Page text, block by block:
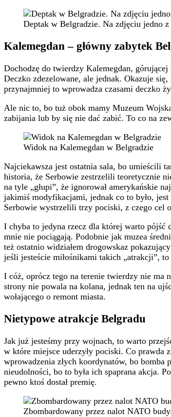
Deptak w Belgradzie. Na zdjęciu jedno
Kalemegdan – główny zabytek
Dochodzę do twierdzy Kalemegdan,
Deczko zdezelowane, ale jednak. Okazuje
przynajmniej to wprowadza czasami deczko
Ale nic to, bo tuż obok mamy Muzeum
zabijania lub by się nie dać zabić. To co na
Widok na Kalemegdan w Belgradzie
Najciekawsza jest ostatnia sala, bo umieścili
historia, że Serbowie zestrzelili teoretycznie
na tyle „głupi”, że ignorował amerykańskie
jakimiś modyfikacjami, jednak co to było,
Serbowie wystrzelili trzy pociski, z czego cel
I chyba to jedyna rzecz dla której warto pójść
mnie nie pociągają. Podobnie jak muzea
też ostatnio widziałem drogowskaz
jeśli jesteście miłośnikami takich „atrakcji”,
I cóż, oprócz tego na terenie twierdzy nie ma
strony nie powala na kolana, jednak ten na
wołającego o remont miasta.
Nietypowe atrakcje Belgradu
Jak już jesteśmy przy wojnach, to warto
w które miejsce uderzyły pociski. Co prawda
wprowadzenia złych koordynatów, bo
nieudolności, bo to była ich spaprana akcja.
pewno ktoś dostał premię.
Zbombardowany przez nalot NATO